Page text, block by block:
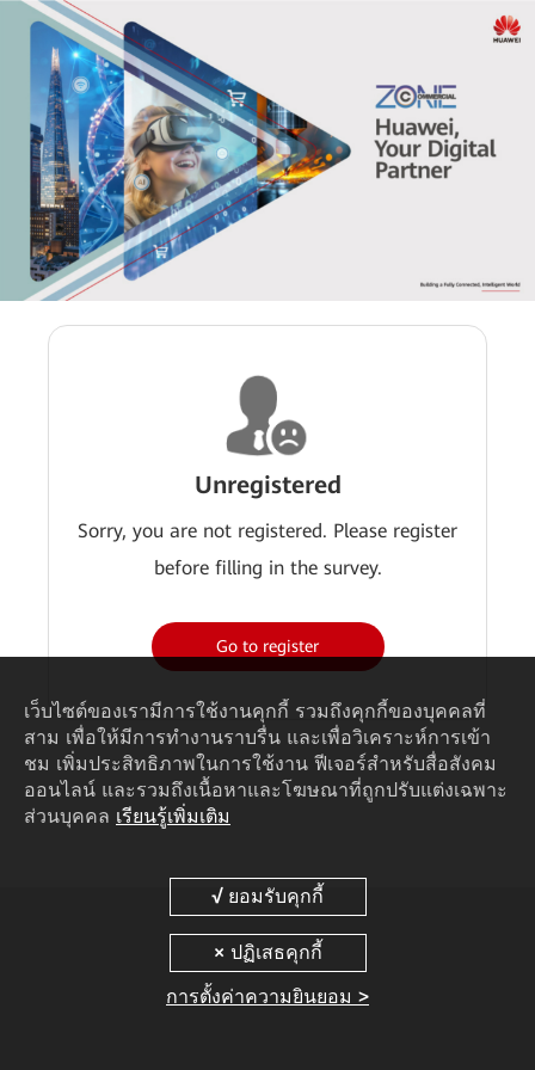
Unregistered
Sorry, you are not registered. Please register
before filling in the survey.
Go to register
เว็บไซต์ของเรามีการใช้งานคุกกี้ รวมถึงคุกกี้ของบุคคลที่
สาม เพื่อให้มีการทำงานราบรื่น และเพื่อวิเคราะห์การเข้า
ชม เพิ่มประสิทธิภาพในการใช้งาน ฟีเจอร์สำหรับสื่อสังคม
ออนไลน์ และรวมถึงเนื้อหาและโฆษณาที่ถูกปรับแต่งเฉพาะ
ส่วนบุคคล เรียนรู้เพิ่มเติม
การตั้งค่าความยินยอม >